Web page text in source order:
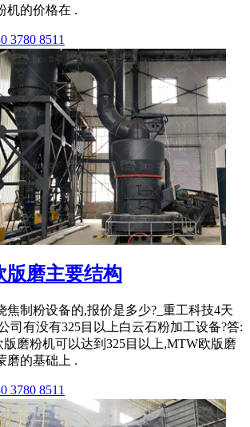
机的价格在 .
3780 8511
版磨主要结构
焦制粉设备的,报价是多少?_重工科技4天
司有没有325目以上白云石粉加工设备?答:
磨粉机可以达到325目以上,MTW欧版磨
磨的基础上 .
3780 8511